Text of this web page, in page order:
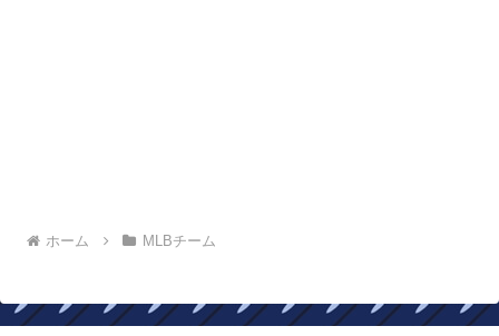
ホーム MLBチーム